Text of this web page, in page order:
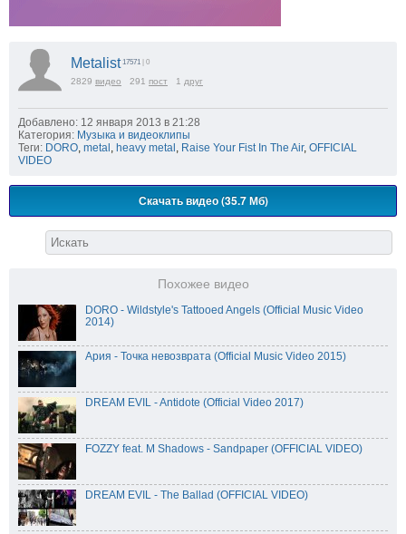
Metalist 17571 | 0
2829 видео 291 пост 1 друг
Добавлено: 12 января 2013 в 21:28
Категория: Музыка и видеоклипы
Теги: DORO, metal , heavy metal , Raise Your Fist In The Air, OFFICIAL
VIDEO
Скачать видео (35.7 Мб)
Похожее видео
DORO - Wildstyle's Tattooed Angels (Official Music Video
2014)
Ария - Точка невозврата (Official Music Video 2015)
DREAM EVIL - Antidote (Official Video 2017)
FOZZY feat. M Shadows - Sandpaper (OFFICIAL VIDEO)
DREAM EVIL - The Ballad (OFFICIAL VIDEO)